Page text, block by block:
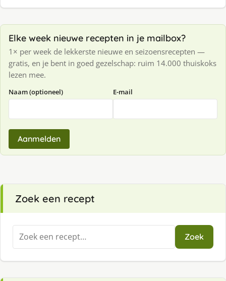
Elke week nieuwe recepten in je mailbox?
1× per week de lekkerste nieuwe en seizoensrecepten —
gratis, en je bent in goed gezelschap: ruim 14.000 thuiskoks
lezen mee.
Naam (optioneel) E-mail
Aanmelden
Zoek een recept
Zoeken
naar:
Zoek